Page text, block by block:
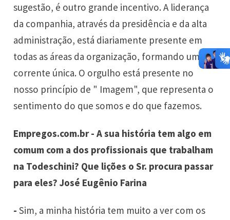
sugestão, é outro grande incentivo. A liderança
da companhia, através da presidência e da alta
administração, está diariamente presente em
todas as áreas da organização, formando uma
corrente única. O orgulho está presente no
nosso princípio de " Imagem", que representa o
sentimento do que somos e do que fazemos.
Empregos.com.br - A sua história tem algo em
comum com a dos profissionais que trabalham
na Todeschini? Que lições o Sr. procura passar
para eles? José Eugênio Farina
-Sim, a minha história tem muito a ver com os